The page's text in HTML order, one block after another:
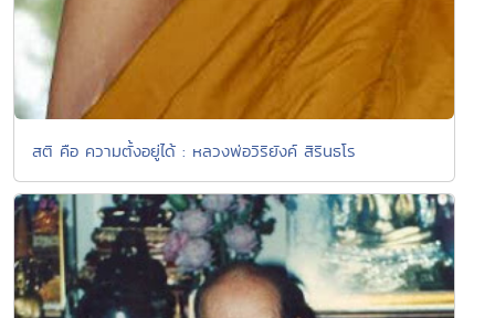
สติ คือ ความตั้งอยู่ได้ : หลวงพ่อวิริยังค์ สิรินธโร